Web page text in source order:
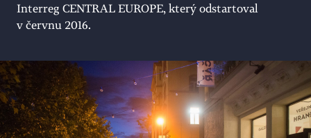
Interreg CENTRAL EUROPE, který odstartoval
v červnu 2016.